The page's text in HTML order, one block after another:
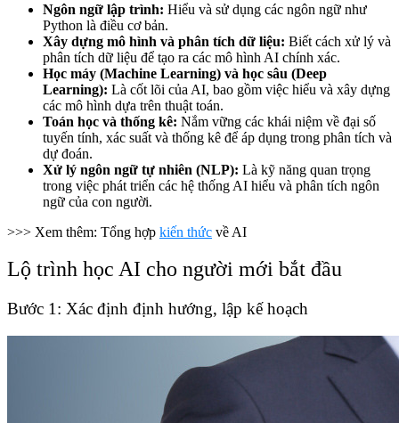
Ngôn ngữ lập trình: Hiểu và sử dụng các ngôn ngữ như
Python là điều cơ bản.
Xây dựng mô hình và phân tích dữ liệu: Biết cách xử lý và
phân tích dữ liệu để tạo ra các mô hình AI chính xác.
Học máy (Machine Learning) và học sâu (Deep
Learning): Là cốt lõi của AI, bao gồm việc hiểu và xây dựng
các mô hình dựa trên thuật toán.
Toán học và thống kê: Nắm vững các khái niệm về đại số
tuyến tính, xác suất và thống kê để áp dụng trong phân tích và
dự đoán.
Xử lý ngôn ngữ tự nhiên (NLP): Là kỹ năng quan trọng
trong việc phát triển các hệ thống AI hiểu và phân tích ngôn
ngữ của con người.
>>> Xem thêm: Tổng hợp kiến thức về AI
Lộ trình học AI cho người mới bắt đầu
Bước 1: Xác định định hướng, lập kế hoạch